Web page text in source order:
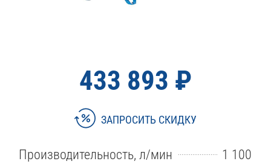
433 893 ₽
ЗАПРОСИТЬ СКИДКУ
Производительность, л/мин
1 100